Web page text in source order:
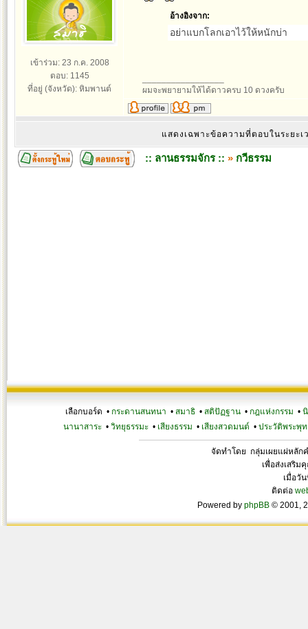
เข้าร่วม: 23 ก.ค. 2008
ตอบ: 1145
ที่อยู่ (จังหวัด): หิมพานต์
อ้างอิงจาก:
อย่าแบกโลกเอาไว้ให้หนักบ่า
ผมจะพยายามให้ได้ดาวครบ 10 ดวงครับ
แสดงเฉพาะข้อความที่ตอบในระยะ
:: ลานธรรมจักร :: » กวีธรรม
เลือกบอร์ด • กระดานสนทนา • สมาธิ • สติปัฏฐาน • กฎแห่งกรรม •
นานาสาระ• วิทยุธรรมะ• เสียงธรรม • เสียงสวดมนต์ • ประวัติพระพุท
จัดทำโดย กลุ่มเผยแผ่หลัก
เพื่อส่งเสริม
เมื่อวั
ติดต่อ
Powered by phpBB © 2001,